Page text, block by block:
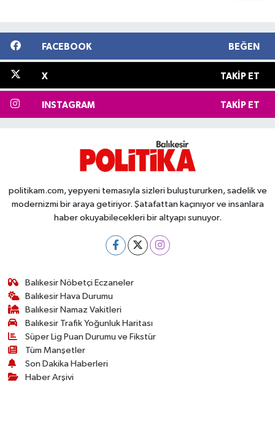
FACEBOOK BEĞEN
X TAKIP ET
INSTAGRAM TAKIP ET
politikam.com, yepyeni temasıyla sizleri buluştururken, sadelik ve
modernizmi bir araya getiriyor. Şatafattan kaçınıyor ve insanlara
haber okuyabilecekleri bir altyapı sunuyor.
Balıkesir Nöbetçi Eczaneler
Balıkesir Hava Durumu
Balıkesir Namaz Vakitleri
Balıkesir Trafik Yoğunluk Haritası
Süper Lig Puan Durumu ve Fikstür
Tüm Manşetler
Son Dakika Haberleri
Haber Arşivi